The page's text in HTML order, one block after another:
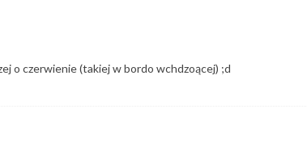
o czerwienie (takiej w bordo wchdzoącej) ;d